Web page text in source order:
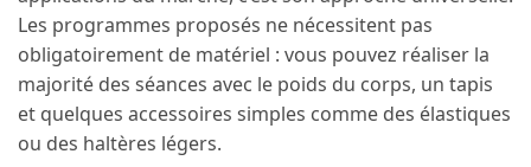
Les programmes proposés ne nécessitent pas
obligatoirement de matériel : vous pouvez réaliser la
majorité des séances avec le poids du corps, un tapis
et quelques accessoires simples comme des élastiques
ou des haltères légers.